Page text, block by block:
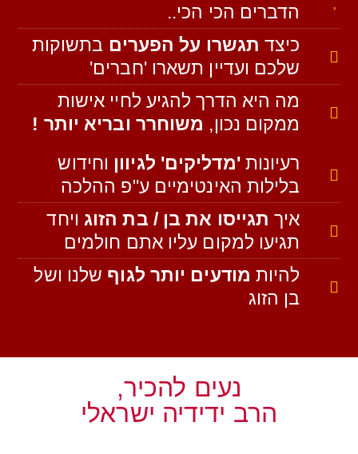
הדברים הכי הכי..
כיצד תגשרו על הפערים בתשוקות
שלכם ועדיין תשארו 'חברים'
מה היא הדרך להגיע לחיי אישות
ממקום נכון, משוחרר ובריא יותר !
רעיונות'מדליקים' לגיוון וחידוש
בלילות האינטימיים ע"פ ההלכה
איך תגייסו את בן / בת הזוג ויחד
תגיעו למקום עליו אתם חולמים
להיות מודעים יותר לגוף שלנו ושל
בן הזוג
נעים להכיר,
הרב ידידיה ישראלי